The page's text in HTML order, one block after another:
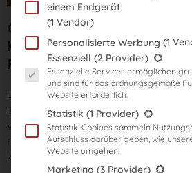
Original-Klausuren-Kurs
Klausuren mit Korrektur
Fehleranalyse mit
Dieser Kurs dient als intensive Vorbereitung
ist ideal für Prüfungskandidat*innen mit
Vorwissen, die bald in die Prüfung gehen.
früheren Originalklausuren stärken Sie Ihre
Klausurlösungstechnik den letzten Schliff.
einem Endgerät
(1 Vendor)
Personalisierte Werbung (1
Es folgt eine Liste der Service-
Essenziell (2 Provider)
Essenzielle Services ermöglichen
und sind für das ordnungsgemäße
Website erforderlich.
Statistik (1 Provider)
Statistik-Cookies sammeln
Aufschluss darüber geben, wie
Website umgehen.
Marketing (3 Provider)